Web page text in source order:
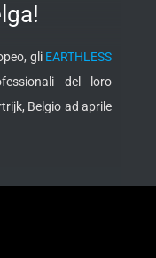
gli EARTHLESS
del loro
Belgio ad aprile